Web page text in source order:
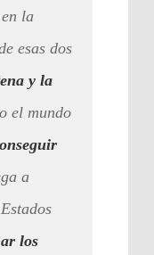
la
esas dos
y la
el mundo
a
los